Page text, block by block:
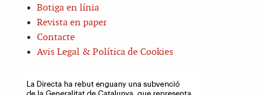
Botiga en línia
Revista en paper
Contacte
Avis Legal & Política de Cookies